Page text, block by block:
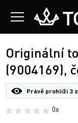
Originální
(9004169),
Právě prohlíží 3
0x